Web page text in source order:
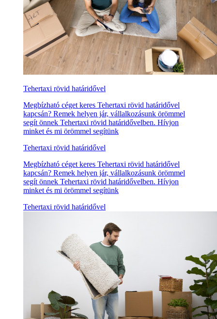
Tehertaxi rövid határidővel
Megbízható céget keres Tehertaxi rövid határidővel
kapcsán? Remek helyen jár, vállalkozásunk örömmel
segít önnek Tehertaxi rövid határidővelben. Hívjon
minket és mi örömmel segítünk
Tehertaxi rövid határidővel
Megbízható céget keres Tehertaxi rövid határidővel
kapcsán? Remek helyen jár, vállalkozásunk örömmel
segít önnek Tehertaxi rövid határidővelben. Hívjon
minket és mi örömmel segítünk
Tehertaxi rövid határidővel